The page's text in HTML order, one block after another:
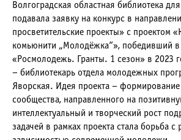
Волгоградская областная библиотека
подавала заявку на конкурс в
просветительские проекты» с проектом
комьюнити „Молодёжка“», победивший в
«Росмолодежь. Гранты. 1 сезон» в 2023
– библиотекарь отдела молодежных
Яворская. Идея проекта – формирование
сообщества, направленного на
интеллектуальный и творческий рост
задачей в рамках проекта стала борьба с